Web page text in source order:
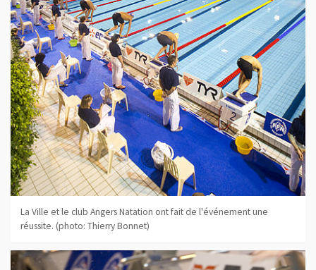
La Ville et le club Angers Natation ont fait de l'événement une
réussite. (photo: Thierry Bonnet)